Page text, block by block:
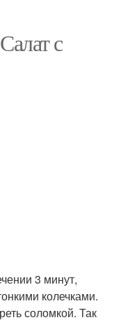
с
3 минут,
колечками.
соломкой. Так